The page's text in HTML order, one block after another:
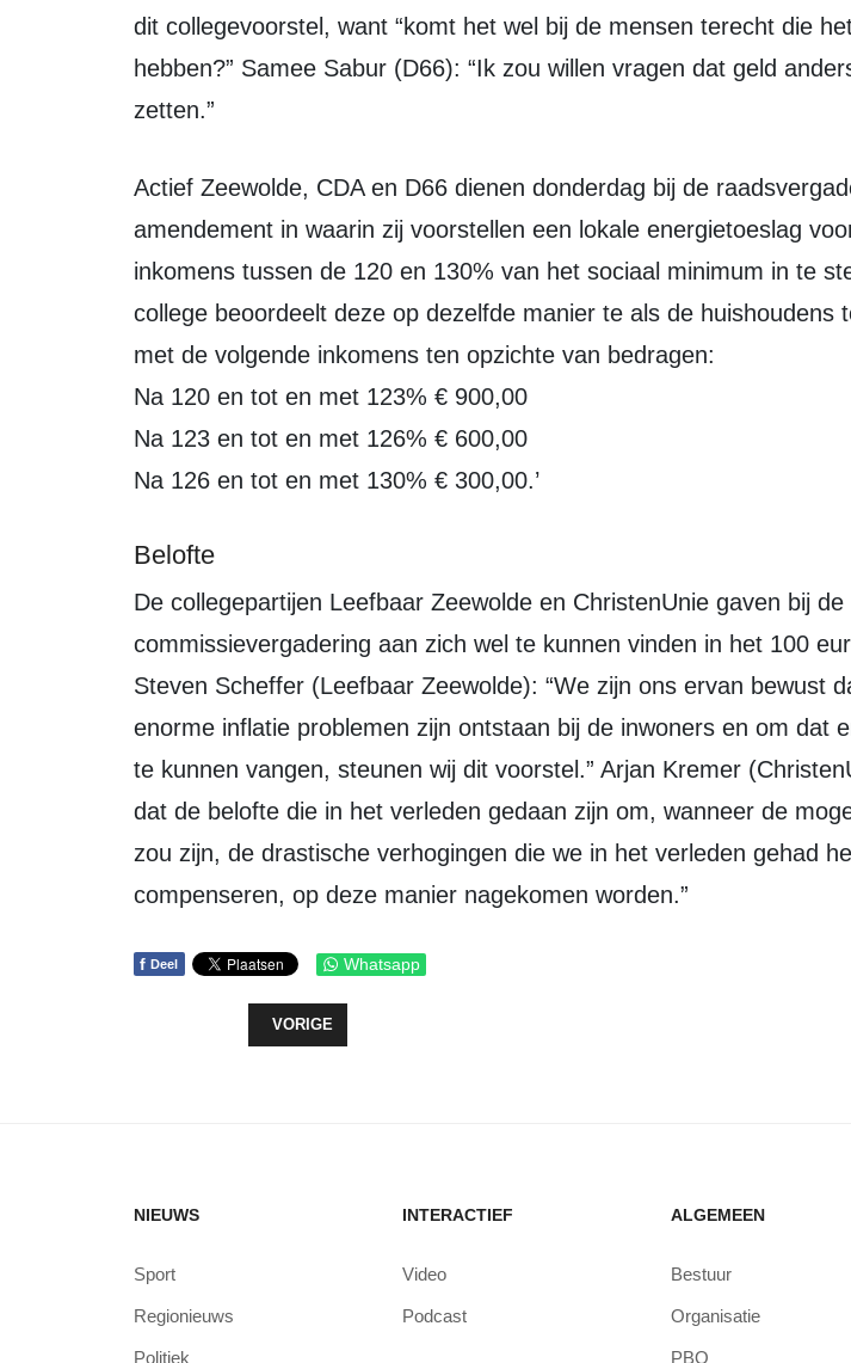
dit collegevoorstel, want “komt het wel bij de mensen terecht die
hebben?” Samee Sabur (D66): “Ik zou willen vragen dat geld
zetten.”
Actief Zeewolde, CDA en D66 dienen donderdag bij de raadsvergadering een
amendement in waarin zij voorstellen een lokale energietoeslag
inkomens tussen de 120 en 130% van het sociaal minimum in te
college beoordeelt deze op dezelfde manier te als de huishoudens
met de volgende inkomens ten opzichte van bedragen:
Na 120 en tot en met 123% € 900,00
Na 123 en tot en met 126% € 600,00
Na 126 en tot en met 130% € 300,00.’
Belofte
De collegepartijen Leefbaar Zeewolde en ChristenUnie gaven bij de
commissievergadering aan zich wel te kunnen vinden in het 100
Steven Scheffer (Leefbaar Zeewolde): “We zijn ons ervan bewust
enorme inflatie problemen zijn ontstaan bij de inwoners en om dat
te kunnen vangen, steunen wij dit voorstel.” Arjan Kremer
dat de belofte die in het verleden gedaan zijn om, wanneer de
zou zijn, de drastische verhogingen die we in het verleden gehad
compenseren, op deze manier nagekomen worden.”
f Deel Whatsapp
VORIG ARTIKEL: FLEVOLANDSE CDA-AFDELINGEN LUIDEN NOODKLOK
VORIGE
NIEUWS
Sport
Regionieuws
Politiek
INTERACTIEF
Video
Podcast
ALGEMEEN
Bestuur
Organisatie
PBO